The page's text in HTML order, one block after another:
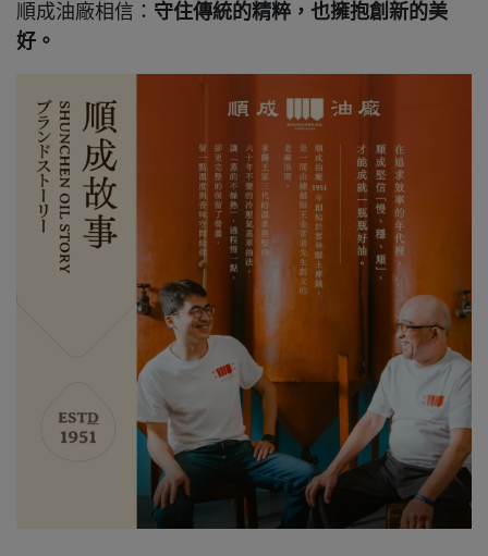
順成油廠相信： 守住傳統的精粹，也擁抱創新的美
好。